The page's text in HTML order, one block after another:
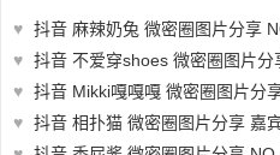
♥ 抖音 麻辣奶兔 微密圈图片分享 NO.033期
♥ 抖音 不爱穿shoes 微密圈图片分享
♥ 抖音 Mikki嘎嘎嘎 微密圈图片分享 NO.007期
♥ 抖音 相扑猫 微密圈图片分享 嘉宾贴 NO.019